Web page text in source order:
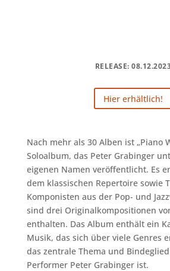
RELEASE:
Hier erhältlich!
Nach mehr als 30 Alben ist „Piano
Soloalbum, das Peter Grabinger
eigenen Namen veröffentlicht. Es
dem klassischen Repertoire sowie
Komponisten aus der Pop- und
sind drei Originalkompositionen
enthalten. Das Album enthält ein
Musik, das sich über viele Genres
das zentrale Thema und
Performer Peter Grabinger ist.